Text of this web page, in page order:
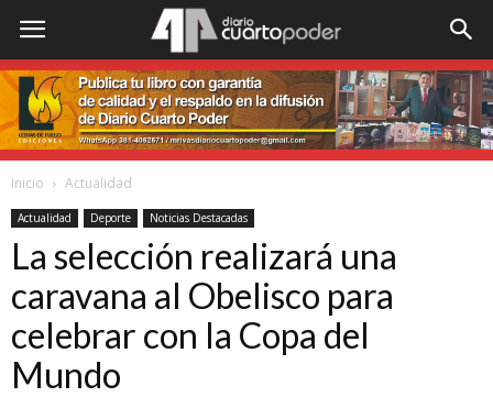
Inicio Actualidad
Actualidad Deporte Noticias Destacadas
La selección realizará una
caravana al Obelisco para
celebrar con la Copa del
Mundo